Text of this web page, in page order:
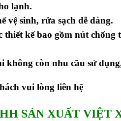
lạnh.
vệ sinh, rửa sạch dễ dàng.
thiết kế bao gồm nút
không còn nhu cầu sử
vui lòng liên hệ
SẢN XUẤT VIỆT